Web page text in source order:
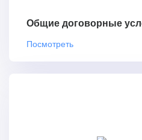
Общие договорные
Посмотреть